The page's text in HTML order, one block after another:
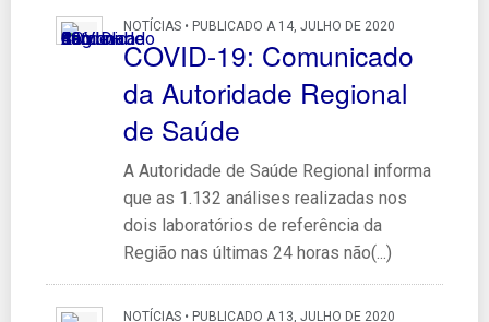
NOTÍCIAS • PUBLICADO A 14, JULHO DE 2020
COVID-19: Comunicado
da Autoridade Regional
de Saúde
A Autoridade de Saúde Regional informa
que as 1.132 análises realizadas nos
dois laboratórios de referência da
Região nas últimas 24 horas não(...)
NOTÍCIAS • PUBLICADO A 13, JULHO DE 2020